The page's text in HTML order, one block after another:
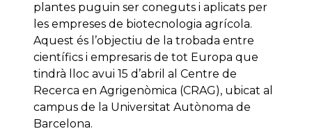
plantes puguin ser coneguts i aplicats per
les empreses de biotecnologia agrícola.
Aquest és l’objectiu de la trobada entre
científics i empresaris de tot Europa que
tindrà lloc avui 15 d’abril al Centre de
Recerca en Agrigenòmica (CRAG), ubicat al
campus de la Universitat Autònoma de
Barcelona.